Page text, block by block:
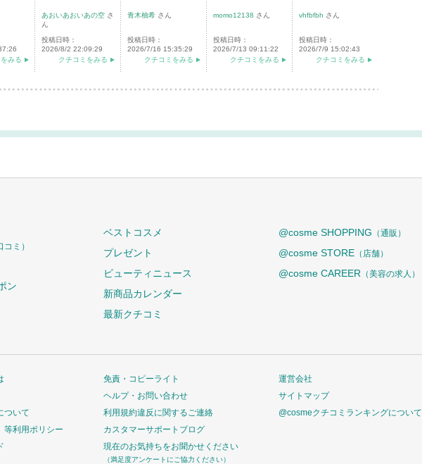
みる
あおいあおいあの空 さ
ん
投稿日時：
2026/8/2 22:09:29
クチコミをみる
青木柚希 さん
投稿日時：
2026/7/16 15:35:29
クチコミをみる
momo12138 さん
投稿日時：
2026/7/13 09:11:22
クチコミをみる
vhfbfbh さん
投稿日時：
2026/7/9 15:02:43
クチコミをみる
ミ）
ン
ベストコスメ
プレゼント
ビューティニュース
新商品カレンダー
最新クチコミ
@cosme SHOPPING （通販）
@cosme STORE （店舗）
@cosme CAREER （美容の求人）
ついて
等利用ポリシー
免責・コピーライト
ヘルプ・お問い合わせ
利用規約違反に関するご連絡
カスタマーサポートブログ
現在のお気持ちをお聞かせください
（満足度アンケートにご協力ください）
運営会社
サイトマップ
@cosmeクチコミランキングについて